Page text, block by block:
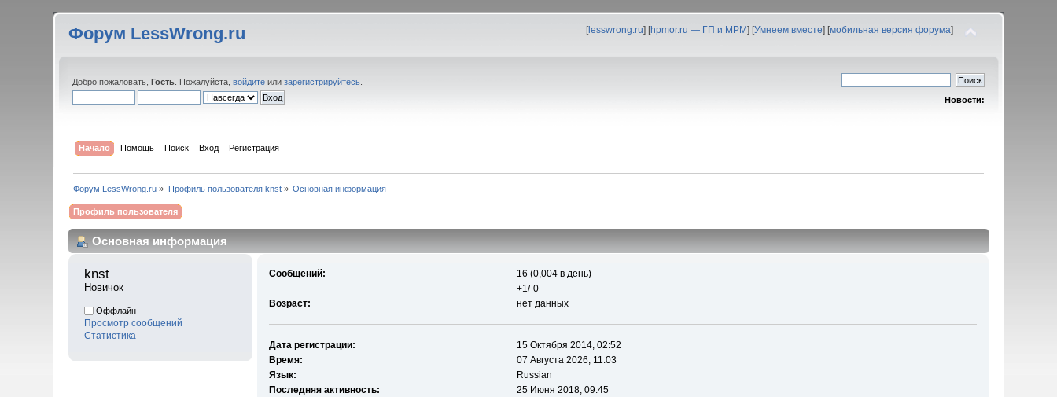
Форум LessWrong.ru [lesswrong.ru] [hpmor.ru — ГП и МРМ] [Умнеем вместе] [мобильная версия форума]
Добро пожаловать,Гость . Пожалуйста,войдите илизарегистрируйтесь
Новости:
Начало Помощь Поиск Вход Регистрация
Форум LessWrong.ru » Профиль пользователя knst» Основная информация
Профиль пользователя
Основная информация
knst
Новичок
Оффлайн
Просмотр сообщений
Статистика
Сообщений:
16 (0,004 в день)
+1/-0
Возраст:
нет данных
Дата регистрации:
15 Октября 2014, 02:52
Время:
07 Августа 2026, 11:03
Язык:
Russian
Последняя активность:
25 Июня 2018, 09:45